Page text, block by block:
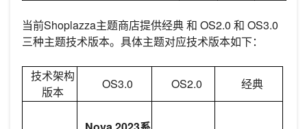
当前Shoplazza主题商店提供经典 和 OS2.0 和 OS3.0
三种主题技术版本。具体主题对应技术版本如下：
技术架构
版本
OS3.0 OS2.0 经典